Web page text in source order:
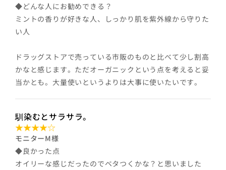
◆どんな人にお勧めできる？
ミントの香りが好きな人、しっかり肌を紫外線から守りた
い人
ドラッグストアで売っている市販のものと比べて少し割高
かなと感じます。ただオーガニックという点を考えると妥
当かとも。大量使いというよりは大事に使いたいです。
馴染むとサラサラ。
モニターM様
◆良かった点
オイリーな感じだったのでベタつくかな？と思いました